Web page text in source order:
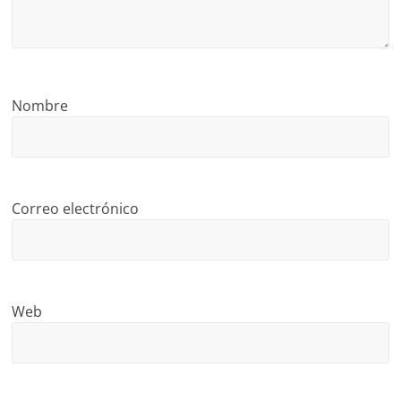
Nombre
Correo electrónico
Web